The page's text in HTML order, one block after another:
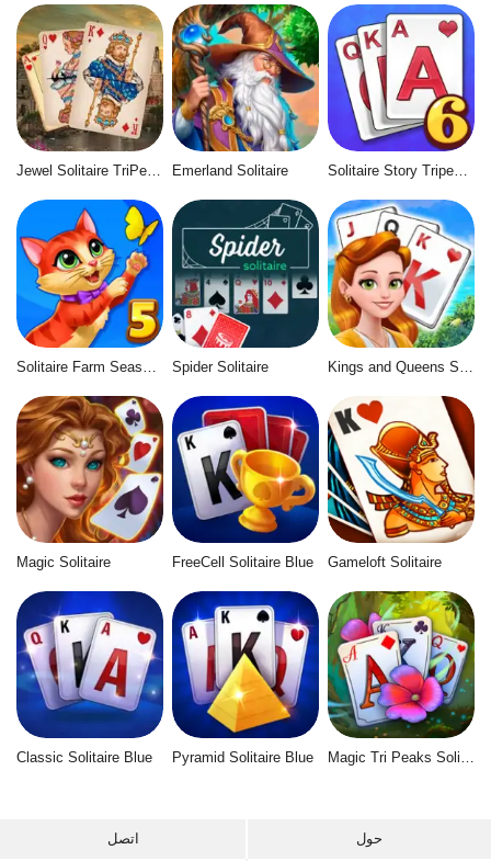
Jewel Solitaire TriPeaks Emerland Solitaire Solitaire Story Tripeaks 6
Spider Solitaire
Magic Solitaire FreeCell Solitaire Blue Gameloft Solitaire
Classic Solitaire Blue Pyramid Solitaire Blue Magic Tri Peaks Solitaire
اتصل حول